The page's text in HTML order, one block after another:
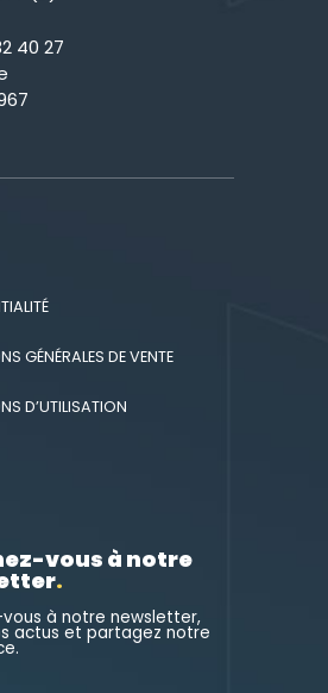
40 27
GÉNÉRALES DE VENTE
D’UTILISATION
vous à notre
.
à notre newsletter,
actus et partagez notre